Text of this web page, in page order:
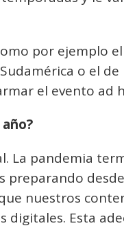
por ejemplo
o el de
el evento ad
La pandemia
preparando
nuestros
Esta